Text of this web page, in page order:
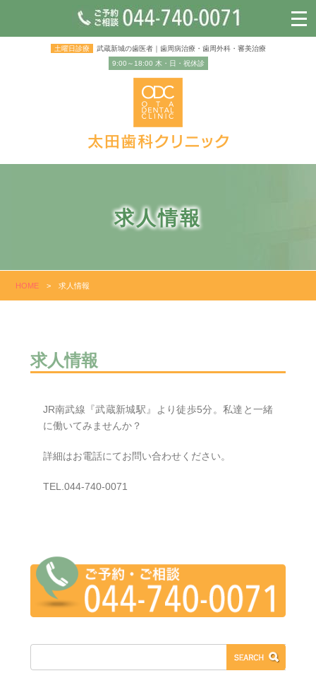
土曜日診療
武蔵新城の歯医者｜歯周病治療・歯周外科・審美治療
9:00～18:00 木・日・祝休診
求人情報
HOME >求人情報
求人情報
JR南武線『武蔵新城駅』より徒歩5分。私達と一緒
に働いてみませんか？
詳細はお電話にてお問い合わせください。
TEL.044-740-0071